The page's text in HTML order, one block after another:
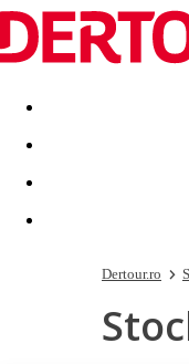
Destinatii Vacanta
Dertour.ro